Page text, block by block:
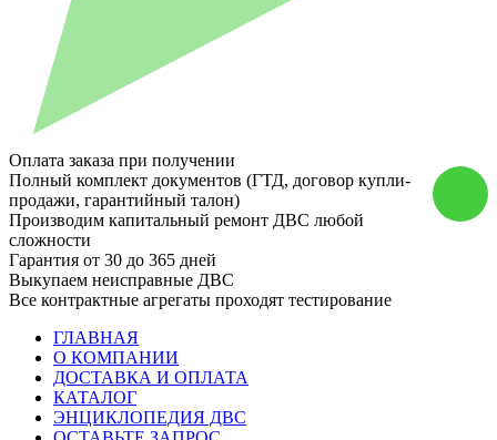
Оплата заказа при получении
Полный комплект документов (ГТД, договор купли-
продажи, гарантийный талон)
Производим капитальный ремонт ДВС любой
сложности
Гарантия от 30 до 365 дней
Выкупаем неисправные ДВС
Все контрактные агрегаты проходят тестирование
ГЛАВНАЯ
О КОМПАНИИ
ДОСТАВКА И ОПЛАТА
КАТАЛОГ
ЭНЦИКЛОПЕДИЯ ДВС